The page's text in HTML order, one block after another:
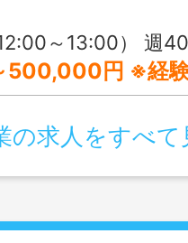
13:00） 週40時間の1ヵ
円 ※経験を考慮し、面
の求人をすべて